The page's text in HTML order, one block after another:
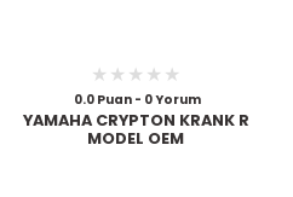
0.0 Puan - 0 Yorum
YAMAHA CRYPTON KRANK R
MODEL OEM